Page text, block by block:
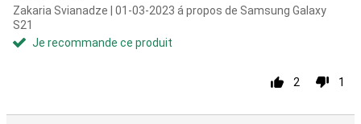
Zakaria Svianadze | 01-03-2023 á propos de Samsung Galaxy
S21
Je recommande ce produit
2 1